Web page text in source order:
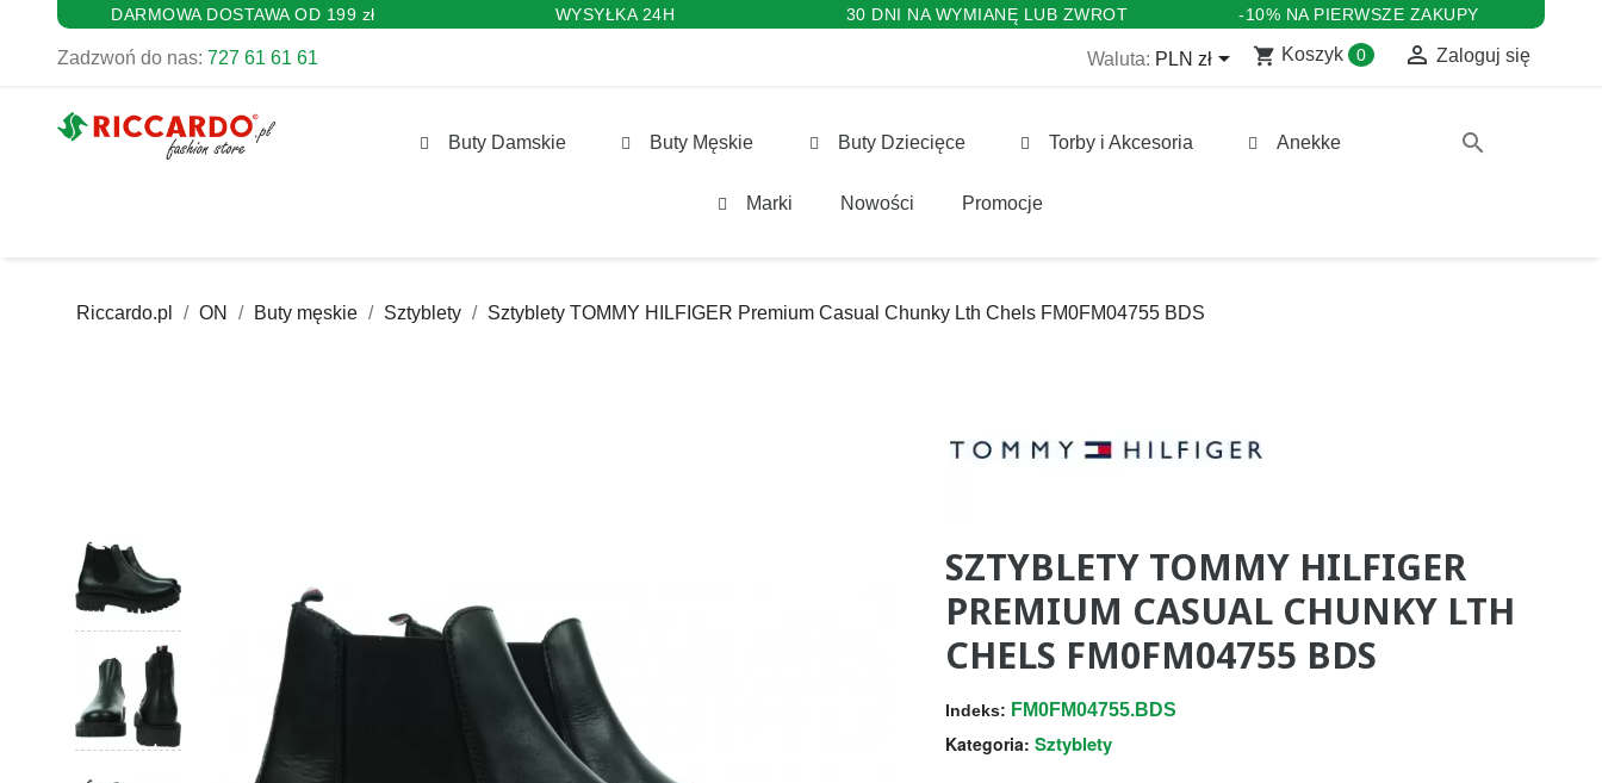
DARMOWA DOSTAWA OD 199 zł WYSYŁKA 24H 30 DNI NA WYMIANĘ LUB ZWROT -10% NA PIERWSZE ZAKUPY
Zadzwoń do nas: 727 61 61 61 Waluta: PLN zł shopping_cart Koszyk 0  Zaloguj się
Buty Damskie Buty Męskie Buty Dziecięce Torby i Akcesoria Anekke
Marki Nowości Promocje
search
Riccardo.pl ON Buty męskie Sztyblety Sztyblety TOMMY HILFIGER Premium Casual Chunky Lth Chels FM0FM04755 BDS
SZTYBLETY TOMMY HILFIGER
PREMIUM CASUAL CHUNKY LTH
CHELS FM0FM04755 BDS
Indeks: FM0FM04755.BDS
Kategoria: Sztyblety